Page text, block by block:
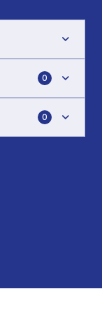
0
0